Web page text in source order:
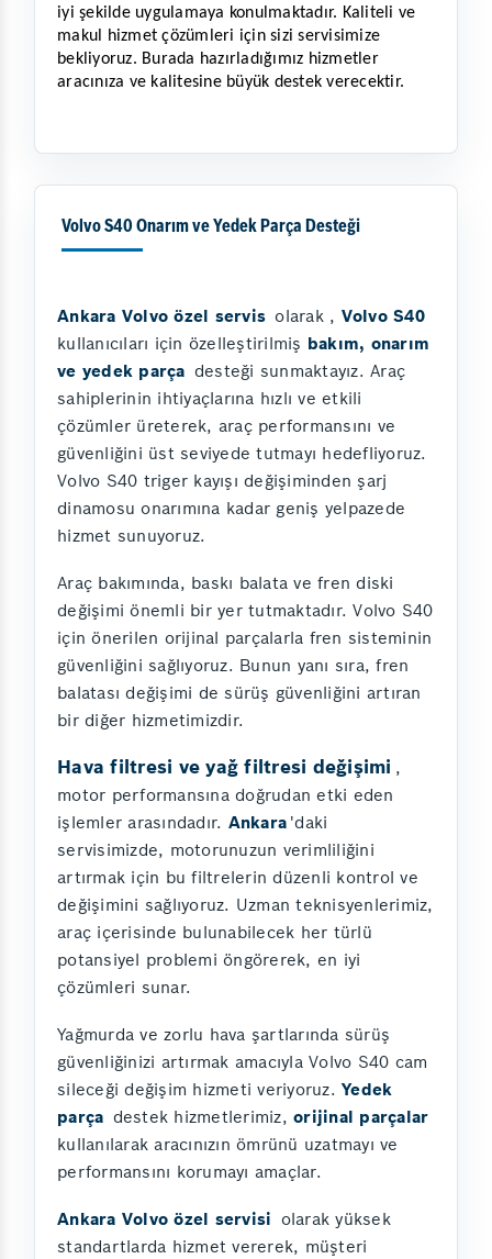
iyi şekilde uygulamaya konulmaktadır. Kaliteli ve
makul hizmet çözümleri için sizi servisimize
bekliyoruz. Burada hazırladığımız hizmetler
aracınıza ve kalitesine büyük destek verecektir.
Volvo S40 Onarım ve Yedek Parça Desteği
Ankara Volvo özel servis olarak , Volvo S40
kullanıcıları için özelleştirilmiş bakım, onarım
ve yedek parça desteği sunmaktayız. Araç
sahiplerinin ihtiyaçlarına hızlı ve etkili
çözümler üreterek, araç performansını ve
güvenliğini üst seviyede tutmayı hedefliyoruz.
Volvo S40 triger kayışı değişiminden şarj
dinamosu onarımına kadar geniş yelpazede
hizmet sunuyoruz.
Araç bakımında, baskı balata ve fren diski
değişimi önemli bir yer tutmaktadır. Volvo S40
için önerilen orijinal parçalarla fren sisteminin
güvenliğini sağlıyoruz. Bunun yanı sıra, fren
balatası değişimi de sürüş güvenliğini artıran
bir diğer hizmetimizdir.
Hava filtresi ve yağ filtresi değişimi ,
motor performansına doğrudan etki eden
işlemler arasındadır. Ankara 'daki
servisimizde, motorunuzun verimliliğini
artırmak için bu filtrelerin düzenli kontrol ve
değişimini sağlıyoruz. Uzman teknisyenlerimiz,
araç içerisinde bulunabilecek her türlü
potansiyel problemi öngörerek, en iyi
çözümleri sunar.
Yağmurda ve zorlu hava şartlarında sürüş
güvenliğinizi artırmak amacıyla Volvo S40 cam
sileceği değişim hizmeti veriyoruz. Yedek
parça destek hizmetlerimiz, orijinal parçalar
kullanılarak aracınızın ömrünü uzatmayı ve
performansını korumayı amaçlar.
Ankara Volvo özel servisi olarak yüksek
standartlarda hizmet vererek, müşteri